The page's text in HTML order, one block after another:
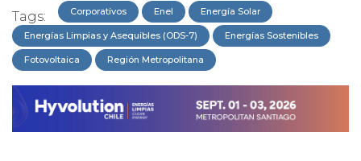
Tags: Corporativos Enel Energía Solar
Energías Limpias y Asequibles (ODS-7) Energías Sostenibles
Fotovoltaica Región Metropolitana